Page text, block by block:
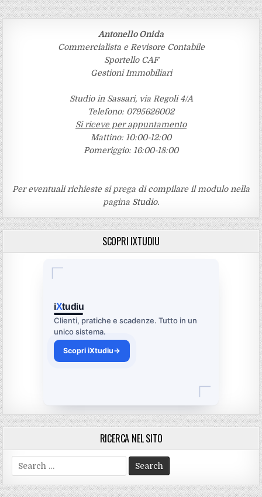
Antonello Onida
Commercialista e Revisore Contabile
Sportello CAF
Gestioni Immobiliari
Studio in Sassari, via Regoli 4/A
Telefono: 0795626002
Si riceve per appuntamento
Mattino: 10:00-12:00
Pomeriggio: 16:00-18:00
Per eventuali richieste si prega di compilare il modulo nella
pagina Studio.
SCOPRI IXTUDIU
iXtudiu
Clienti, pratiche e scadenze. Tutto in un
unico sistema.
Scopri iXtudiu→
RICERCA NEL SITO
Search
for: